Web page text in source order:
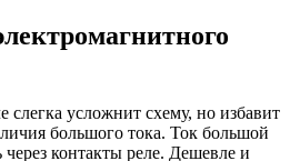
слегка усложнит схему, но избавит
большого тока. Ток большой
контакты реле. Дешевле и